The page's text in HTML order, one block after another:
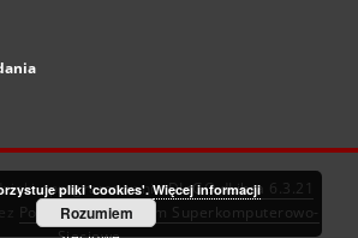
oprogramowaniuDInGO dLibra 6.3.21
Poznańskie Centrum Superkomputerowo-
pliki 'cookies'. Więcej informacji
Rozumiem